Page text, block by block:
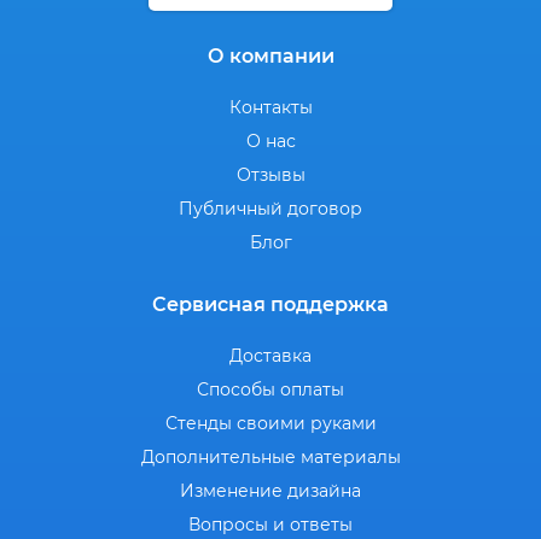
О компании
Контакты
О нас
Отзывы
Публичный договор
Блог
Сервисная поддержка
Доставка
Способы оплаты
Стенды своими руками
Дополнительные материалы
Изменение дизайна
Вопросы и ответы